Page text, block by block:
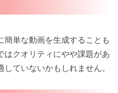
簡単な動画を生成することも
はクオリティにやや課題があ
ていないかもしれません。